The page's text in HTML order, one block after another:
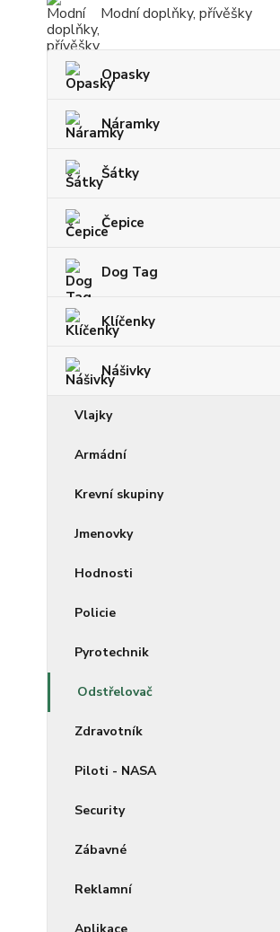
Modní doplňky, přívěšky
Opasky
Náramky
Šátky
Čepice
Dog Tag
Klíčenky
Nášivky
Vlajky
Armádní
Krevní skupiny
Jmenovky
Hodnosti
Policie
Pyrotechnik
Odstřelovač
Zdravotník
Piloti - NASA
Security
Zábavné
Reklamní